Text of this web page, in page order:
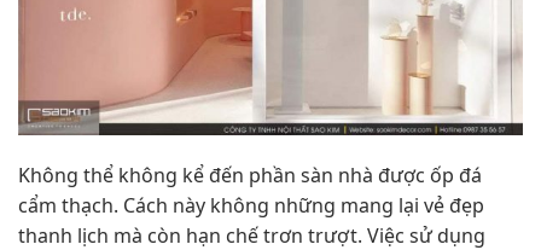
Không thể không kể đến phần sàn nhà được ốp đá
cẩm thạch. Cách này không những mang lại vẻ đẹp
thanh lịch mà còn hạn chế trơn trượt. Việc sử dụng